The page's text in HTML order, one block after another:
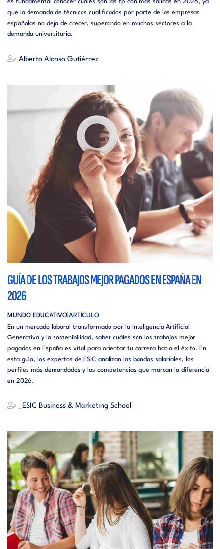
es fundamental conocer cuáles son las fp con mas salidas en 2026, ya
que la demanda de técnicos cualificados por parte de las empresas
españolas no deja de crecer, superando en muchos sectores a la
demanda universitaria.
Alberto Alonso Gutiérrez
GUÍA DE LOS TRABAJOS MEJOR PAGADOS EN ESPAÑA EN
2026
MUNDO EDUCATIVO ARTÍCULO
En un mercado laboral transformado por la Inteligencia Artificial
Generativa y la sostenibilidad, saber cuáles son los trabajos mejor
pagados en España es vital para orientar tu carrera hacia el éxito. En
esta guía, los expertos de ESIC analizan las bandas salariales, los
perfiles más demandados y las competencias que marcan la diferencia
en 2026.
_ESIC Business & Marketing School